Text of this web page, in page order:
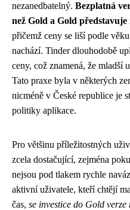
nezanedbatelný. Bezplatná
než Gold a Gold
přičemž ceny se liší podle
nachází. Tinder dlouhodobě
ceny, což znamená, že mladší
Tato praxe byla v některých
nicméně v České republice je
politiky aplikace.
Pro většinu příležitostných
zcela dostačující, zejména
nejsou pod tlakem rychle
aktivní uživatele, kteří chtějí
čas, se investice do Gold